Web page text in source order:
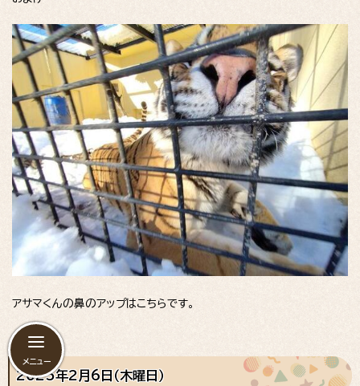
アサマくんの鼻のアップはこちらです。
2025年2月6日（木曜日）
メニュー